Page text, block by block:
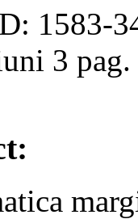
1583-
3 pag.